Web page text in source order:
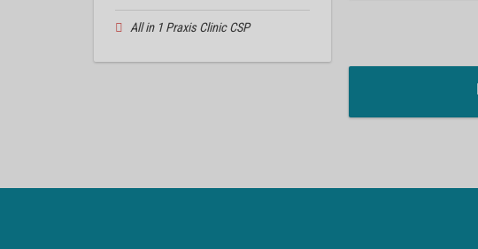
All in 1 Praxis Clinic CSP